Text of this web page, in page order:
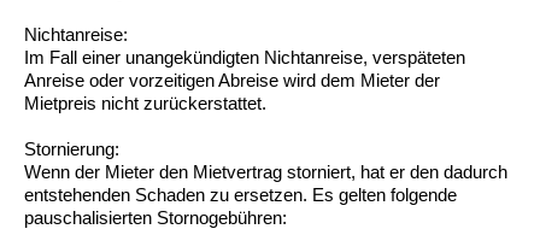
Nichtanreise:
Im Fall einer unangekündigten Nichtanreise, verspäteten
Anreise oder vorzeitigen Abreise wird dem Mieter der
Mietpreis nicht zurückerstattet.
Stornierung:
Wenn der Mieter den Mietvertrag storniert, hat er den dadurch
entstehenden Schaden zu ersetzen. Es gelten folgende
pauschalisierten Stornogebühren: